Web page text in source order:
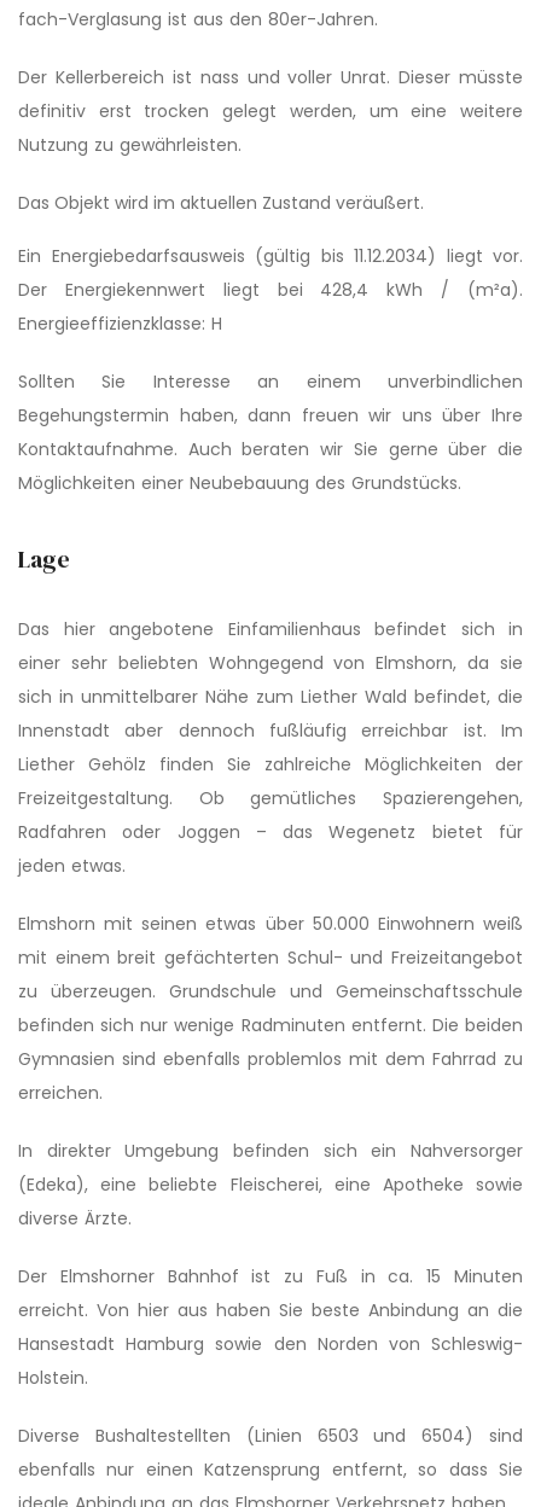
fach-Verglasung ist aus den 80er-Jahren.
Der Kellerbereich ist nass und voller Unrat. Dieser müsste
definitiv erst trocken gelegt werden, um eine weitere
Nutzung zu gewährleisten.
Das Objekt wird im aktuellen Zustand veräußert.
Ein Energiebedarfsau­sweis (gültig bis 11.12.2034) liegt vor.
Der Energiekennwert liegt bei 428,4 kWh / (m²a).
Energieeffizi­enzklasse: H
Sollten Sie Interesse an einem unverbindlichen
Begehungstermin haben, dann freuen wir uns über Ihre
Kontaktaufnahme. Auch beraten wir Sie gerne über die
Möglichkeiten einer Neubebauung des Grundstücks.
Lage
Das hier angebotene Einfamilienhaus befindet sich in
einer sehr beliebten Wohngegend von Elmshorn, da sie
sich in unmittelbarer Nähe zum Liether Wald befindet, die
Innenstadt aber dennoch fußläufig erreichbar ist. Im
Liether Gehölz finden Sie zahlreiche Möglichkeiten der
Freizeitgestaltung. Ob gemütliches Spazierengehen,
Radfahren oder Joggen – das Wegenetz bietet für
jeden etwas.
Elmshorn mit seinen etwas über 50.000 Einwohnern weiß
mit einem breit gefächterten Schul- und Freizeitangebot
zu überzeugen. Grundschule und Gemeinschaftsschule
befinden sich nur wenige Radminuten entfernt. Die beiden
Gymnasien sind ebenfalls problemlos mit dem Fahrrad zu
erreichen.
In direkter Umgebung befinden sich ein Nahversorger
(Edeka), eine beliebte Fleischerei, eine Apotheke sowie
diverse Ärzte.
Der Elmshorner Bahnhof ist zu Fuß in ca. 15 Minuten
erreicht. Von hier aus haben Sie beste Anbindung an die
Hansestadt Hamburg sowie den Norden von Schleswig-
Holstein.
Diverse Bushaltestellten (Linien 6503 und 6504) sind
ebenfalls nur einen Katzensprung entfernt, so dass Sie